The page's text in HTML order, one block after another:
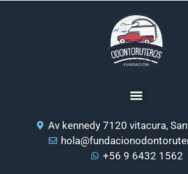
Av kennedy 7120 vitacura,
+56 9 6432 1562